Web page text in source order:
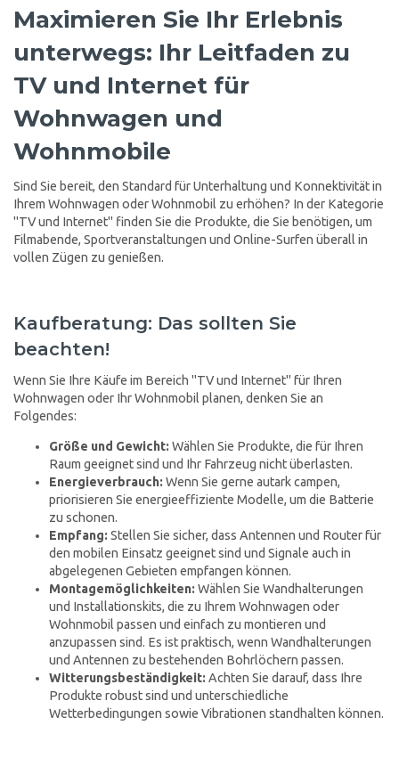
Maximieren Sie Ihr Erlebnis
unterwegs: Ihr Leitfaden zu
TV und Internet für
Wohnwagen und
Wohnmobile
Sind Sie bereit, den Standard für Unterhaltung und Konnektivität in
Ihrem Wohnwagen oder Wohnmobil zu erhöhen? In der Kategorie
"TV und Internet" finden Sie die Produkte, die Sie benötigen, um
Filmabende, Sportveranstaltungen und Online-Surfen überall in
vollen Zügen zu genießen.
Kaufberatung: Das sollten Sie
beachten!
Wenn Sie Ihre Käufe im Bereich "TV und Internet" für Ihren
Wohnwagen oder Ihr Wohnmobil planen, denken Sie an
Folgendes:
Größe und Gewicht:Wählen Sie Produkte, die für Ihren
Raum geeignet sind und Ihr Fahrzeug nicht überlasten.
Energieverbrauch:Wenn Sie gerne autark campen,
priorisieren Sie energieeffiziente Modelle, um die Batterie
zu schonen.
Empfang:Stellen Sie sicher, dass Antennen und Router für
den mobilen Einsatz geeignet sind und Signale auch in
abgelegenen Gebieten empfangen können.
Montagemöglichkeiten:Wählen Sie Wandhalterungen
und Installationskits, die zu Ihrem Wohnwagen oder
Wohnmobil passen und einfach zu montieren und
anzupassen sind. Es ist praktisch, wenn Wandhalterungen
und Antennen zu bestehenden Bohrlöchern passen.
Witterungsbeständigkeit:Achten Sie darauf, dass Ihre
Produkte robust sind und unterschiedliche
Wetterbedingungen sowie Vibrationen standhalten können.